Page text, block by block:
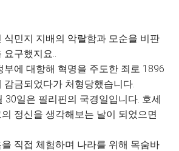
식민지 지배의 악랄함과 모순을 비판
요구했지요..
부에 대항해 혁명을 주도한 죄로 1896
감금되었다가 처형당했습니다.
30일은 필리핀의 국경일입니다. 호세
정신을 생각해보는 날이 되었으면
직접 체험하며 나라를 위해 목숨바